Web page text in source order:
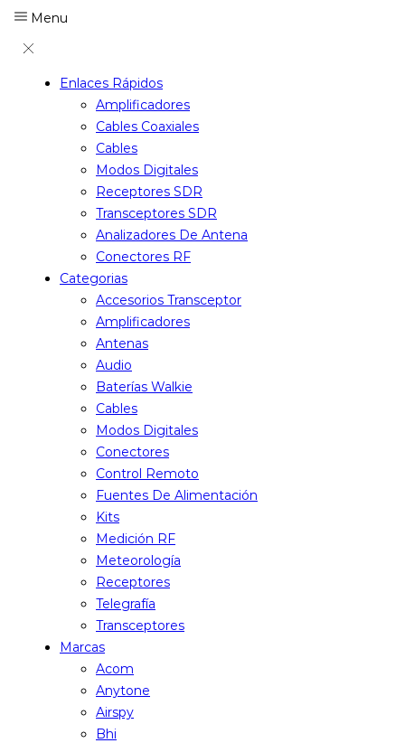
Menu
Enlaces Rápidos
Amplificadores
Cables Coaxiales
Cables
Modos Digitales
Receptores SDR
Transceptores SDR
Analizadores De Antena
Conectores RF
Categorias
Accesorios Transceptor
Amplificadores
Antenas
Audio
Baterías Walkie
Cables
Modos Digitales
Conectores
Control Remoto
Fuentes De Alimentación
Kits
Medición RF
Meteorología
Receptores
Telegrafía
Transceptores
Marcas
Acom
Anytone
Airspy
Bhi